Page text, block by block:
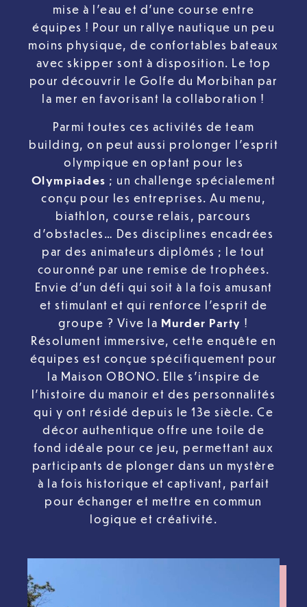
mise à l’eau et d’une course entre
équipes ! Pour un rallye nautique un peu
moins physique, de confortables bateaux
avec skipper sont à disposition. Le top
pour découvrir le Golfe du Morbihan par
la mer en favorisant la collaboration !
Parmi toutes ces activités de team
building, on peut aussi prolonger l’esprit
olympique en optant pour les
Olympiades ; un challenge spécialement
conçu pour les entreprises. Au menu,
biathlon, course relais, parcours
d’obstacles… Des disciplines encadrées
par des animateurs diplômés ; le tout
couronné par une remise de trophées.
Envie d’un défi qui soit à la fois amusant
et stimulant et qui renforce l’esprit de
groupe ? Vive la Murder Party !
Résolument immersive, cette enquête en
équipes est conçue spécifiquement pour
la Maison OBONO. Elle s’inspire de
l’histoire du manoir et des personnalités
qui y ont résidé depuis le 13e siècle. Ce
décor authentique offre une toile de
fond idéale pour ce jeu, permettant aux
participants de plonger dans un mystère
à la fois historique et captivant, parfait
pour échanger et mettre en commun
logique et créativité.